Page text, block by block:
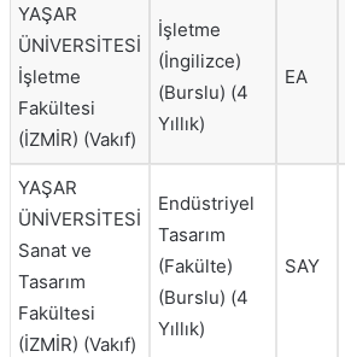
YAŞAR
ÜNİVERSİTESİ
İşletme
Fakültesi
(İZMİR) (Vakıf)
İşletme
(İngilizce)
(Burslu) (4
Yıllık)
EA
YAŞAR
ÜNİVERSİTESİ
Sanat ve
Tasarım
Fakültesi
(İZMİR) (Vakıf)
Endüstriyel
Tasarım
(Fakülte)
(Burslu) (4
Yıllık)
SAY